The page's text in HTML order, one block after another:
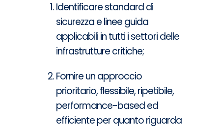
Identificare standard di
sicurezza e linee guida
applicabili in tutti i settori delle
infrastrutture critiche;
Fornire un approccio
prioritario, flessibile, ripetibile,
performance-baseded
efficiente per quanto riguarda